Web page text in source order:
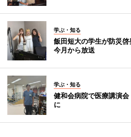
学ぶ・知る
飯田短大の学生が防災
今月から放送
学ぶ・知る
健和会病院で医療講演
に